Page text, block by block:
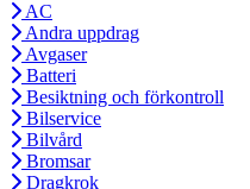
AC
Andra uppdrag
Avgaser
Batteri
Besiktning och förkontroll
Bilservice
Bilvård
Bromsar
Dragkrok